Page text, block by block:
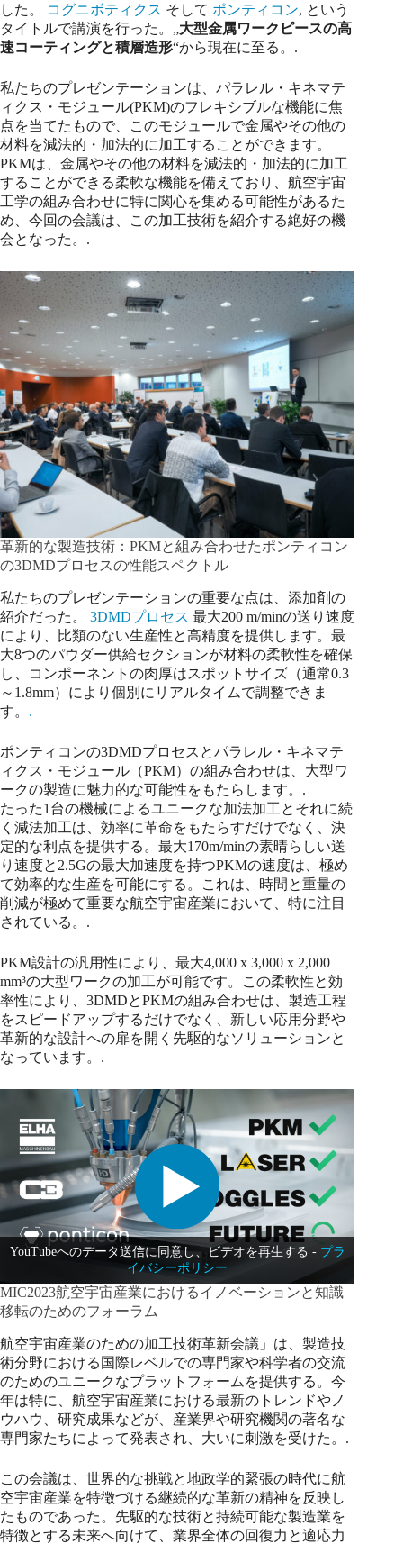
した。
コグニボティクス そして ポンティコン, という
タイトルで講演を行った。„大型金属ワークピースの高
速コーティングと積層造形“から現在に至る。.
私たちのプレゼンテーションは、パラレル・キネマテ
ィクス・モジュール(PKM)のフレキシブルな機能に焦
点を当てたもので、このモジュールで金属やその他の
材料を減法的・加法的に加工することができます。
PKMは、金属やその他の材料を減法的・加法的に加工
することができる柔軟な機能を備えており、航空宇宙
工学の組み合わせに特に関心を集める可能性があるた
め、今回の会議は、この加工技術を紹介する絶好の機
会となった。.
革新的な製造技術：PKMと組み合わせたポンティコン
の3DMDプロセスの性能スペクトル
私たちのプレゼンテーションの重要な点は、添加剤の
紹介だった。 3DMDプロセス 最大200 m/minの送り速度
により、比類のない生産性と高精度を提供します。最
大8つのパウダー供給セクションが材料の柔軟性を確保
し、コンポーネントの肉厚はスポットサイズ（通常0.3
～1.8mm）により個別にリアルタイムで調整できま
す。 .
ポンティコンの3DMDプロセスとパラレル・キネマテ
ィクス・モジュール（PKM）の組み合わせは、大型ワ
ークの製造に魅力的な可能性をもたらします。.
たった1台の機械によるユニークな加法加工とそれに続
く減法加工は、効率に革命をもたらすだけでなく、決
定的な利点を提供する。最大170m/minの素晴らしい送
り速度と2.5Gの最大加速度を持つPKMの速度は、極め
て効率的な生産を可能にする。これは、時間と重量の
削減が極めて重要な航空宇宙産業において、特に注目
されている。.
PKM設計の汎用性により、最大4,000 x 3,000 x 2,000
mm³の大型ワークの加工が可能です。この柔軟性と効
率性により、3DMDとPKMの組み合わせは、製造工程
をスピードアップするだけでなく、新しい応用分野や
革新的な設計への扉を開く先駆的なソリューションと
なっています。.
YouTubeへのデータ送信に同意し、ビデオを再生する - プラ
イバシーポリシー
MIC2023航空宇宙産業におけるイノベーションと知識
移転のためのフォーラム
航空宇宙産業のための加工技術革新会議」は、製造技
術分野における国際レベルでの専門家や科学者の交流
のためのユニークなプラットフォームを提供する。今
年は特に、航空宇宙産業における最新のトレンドやノ
ウハウ、研究成果などが、産業界や研究機関の著名な
専門家たちによって発表され、大いに刺激を受けた。.
この会議は、世界的な挑戦と地政学的緊張の時代に航
空宇宙産業を特徴づける継続的な革新の精神を反映し
たものであった。先駆的な技術と持続可能な製造業を
特徴とする未来へ向けて、業界全体の回復力と適応力